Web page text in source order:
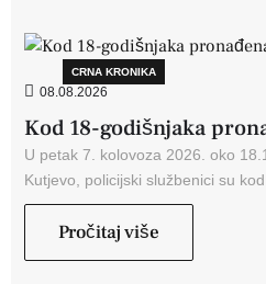
CRNA KRONIKA
08.08.2026
Kod 18-godišnjaka
U petak 7. kolovoza 2026. oko
Kutjevo, policijski službenici su
Pročitaj više